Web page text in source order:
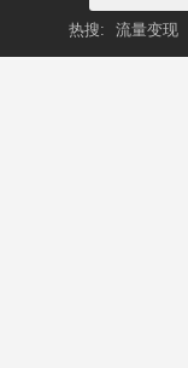
热搜: 流量变现